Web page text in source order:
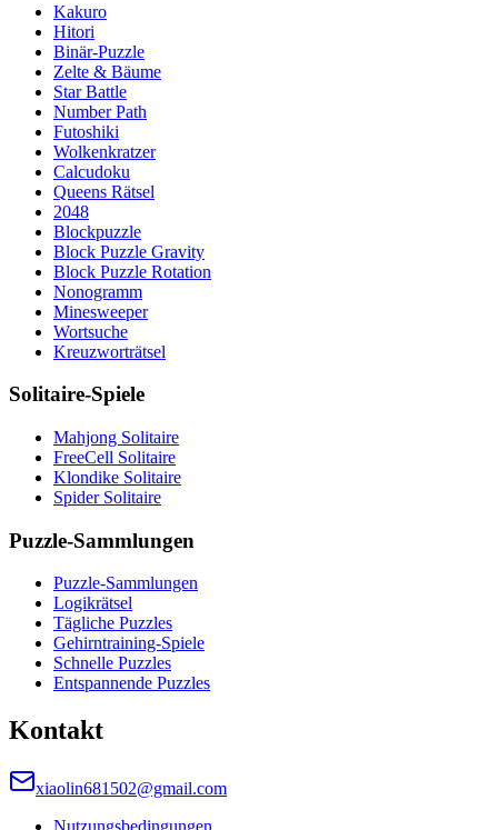
Kakuro
Hitori
Binär-Puzzle
Zelte & Bäume
Star Battle
Number Path
Futoshiki
Wolkenkratzer
Calcudoku
Queens Rätsel
2048
Blockpuzzle
Block Puzzle Gravity
Block Puzzle Rotation
Nonogramm
Minesweeper
Wortsuche
Kreuzworträtsel
Solitaire-Spiele
Mahjong Solitaire
FreeCell Solitaire
Klondike Solitaire
Spider Solitaire
Puzzle-Sammlungen
Puzzle-Sammlungen
Logikrätsel
Tägliche Puzzles
Gehirntraining-Spiele
Schnelle Puzzles
Entspannende Puzzles
Kontakt
xiaolin681502@gmail.com